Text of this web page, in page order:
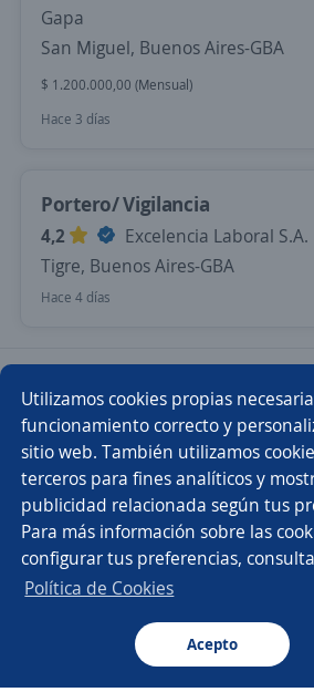
Utilizamos cookies propias
funcionamiento correcto y
sitio web. También utilizamos
terceros para fines analíticos y
publicidad relacionada según tus
Para más información sobre las
configurar tus preferencias,
Política de Cookies
Acepto
Buscar Postulaciones Avisos
Gapa
San Miguel, Buenos Aires-GBA
$ 1.200.000,00 (Mensual)
Hace 3 días
Portero/ Vigilancia
4,2
Excelencia Laboral S.A.
Tigre, Buenos Aires-GBA
Hace 4 días
Anterior
Nuevas ofertas de empleo
Empleos similares
Secretario/a administrativo
Recepcionista administrativo
Buscar es más fácil
CT App
Navegador